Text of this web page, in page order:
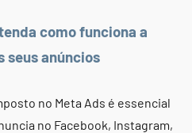
como funciona a
seus anúncios
no Meta Ads é essencial
no Facebook, Instagram,